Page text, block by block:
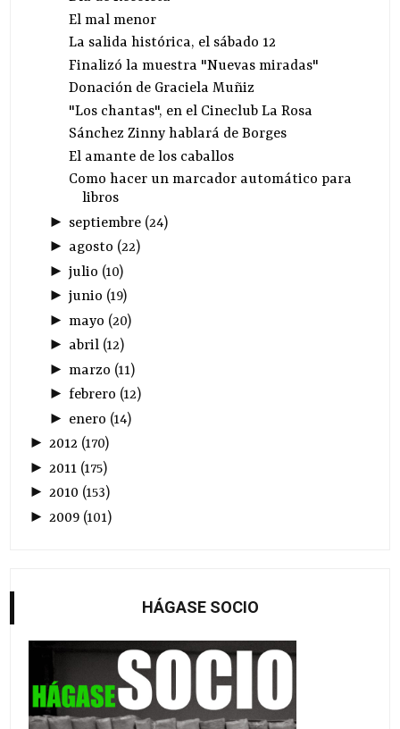
El mal menor
La salida histórica, el sábado 12
Finalizó la muestra "Nuevas miradas"
Donación de Graciela Muñiz
"Los chantas", en el Cineclub La Rosa
Sánchez Zinny hablará de Borges
El amante de los caballos
Como hacer un marcador automático para
libros
► septiembre(24)
► agosto (22)
► julio (10)
► junio (19)
► mayo (20)
► abril(12)
► marzo (11)
► febrero (12)
► enero (14)
►2012 (170)
► 2011 (175)
►2010 (153)
► 2009 (101)
HÁGASE SOCIO